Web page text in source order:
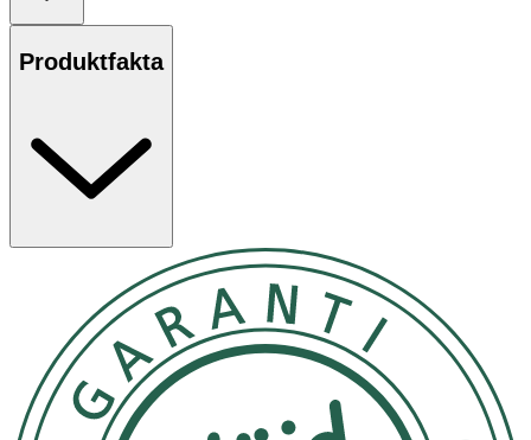
STÄRKANDE Matt finish. 79 % biobaserade ingredienser.
Obs: En biobaserad produkt är inte ekologisk. Termen
Applicera 2 lager varannan dag och var noga med att ta
bort nagellacket mellan varje applicering med Vitry Extra
som baslack före nagellack. Kan användas året runt.
Endast för externt bruk.
Brandfarligt - Förvaras oåtkomligt för barn.
OK för gravida och ammande:
Nej
Produktfakta